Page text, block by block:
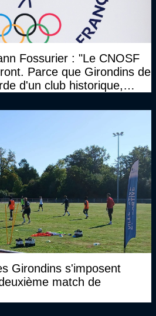
Fossurier : "Le CNOSF
Parce que Girondins de
d'un club historique,
Girondins s'imposent
match de